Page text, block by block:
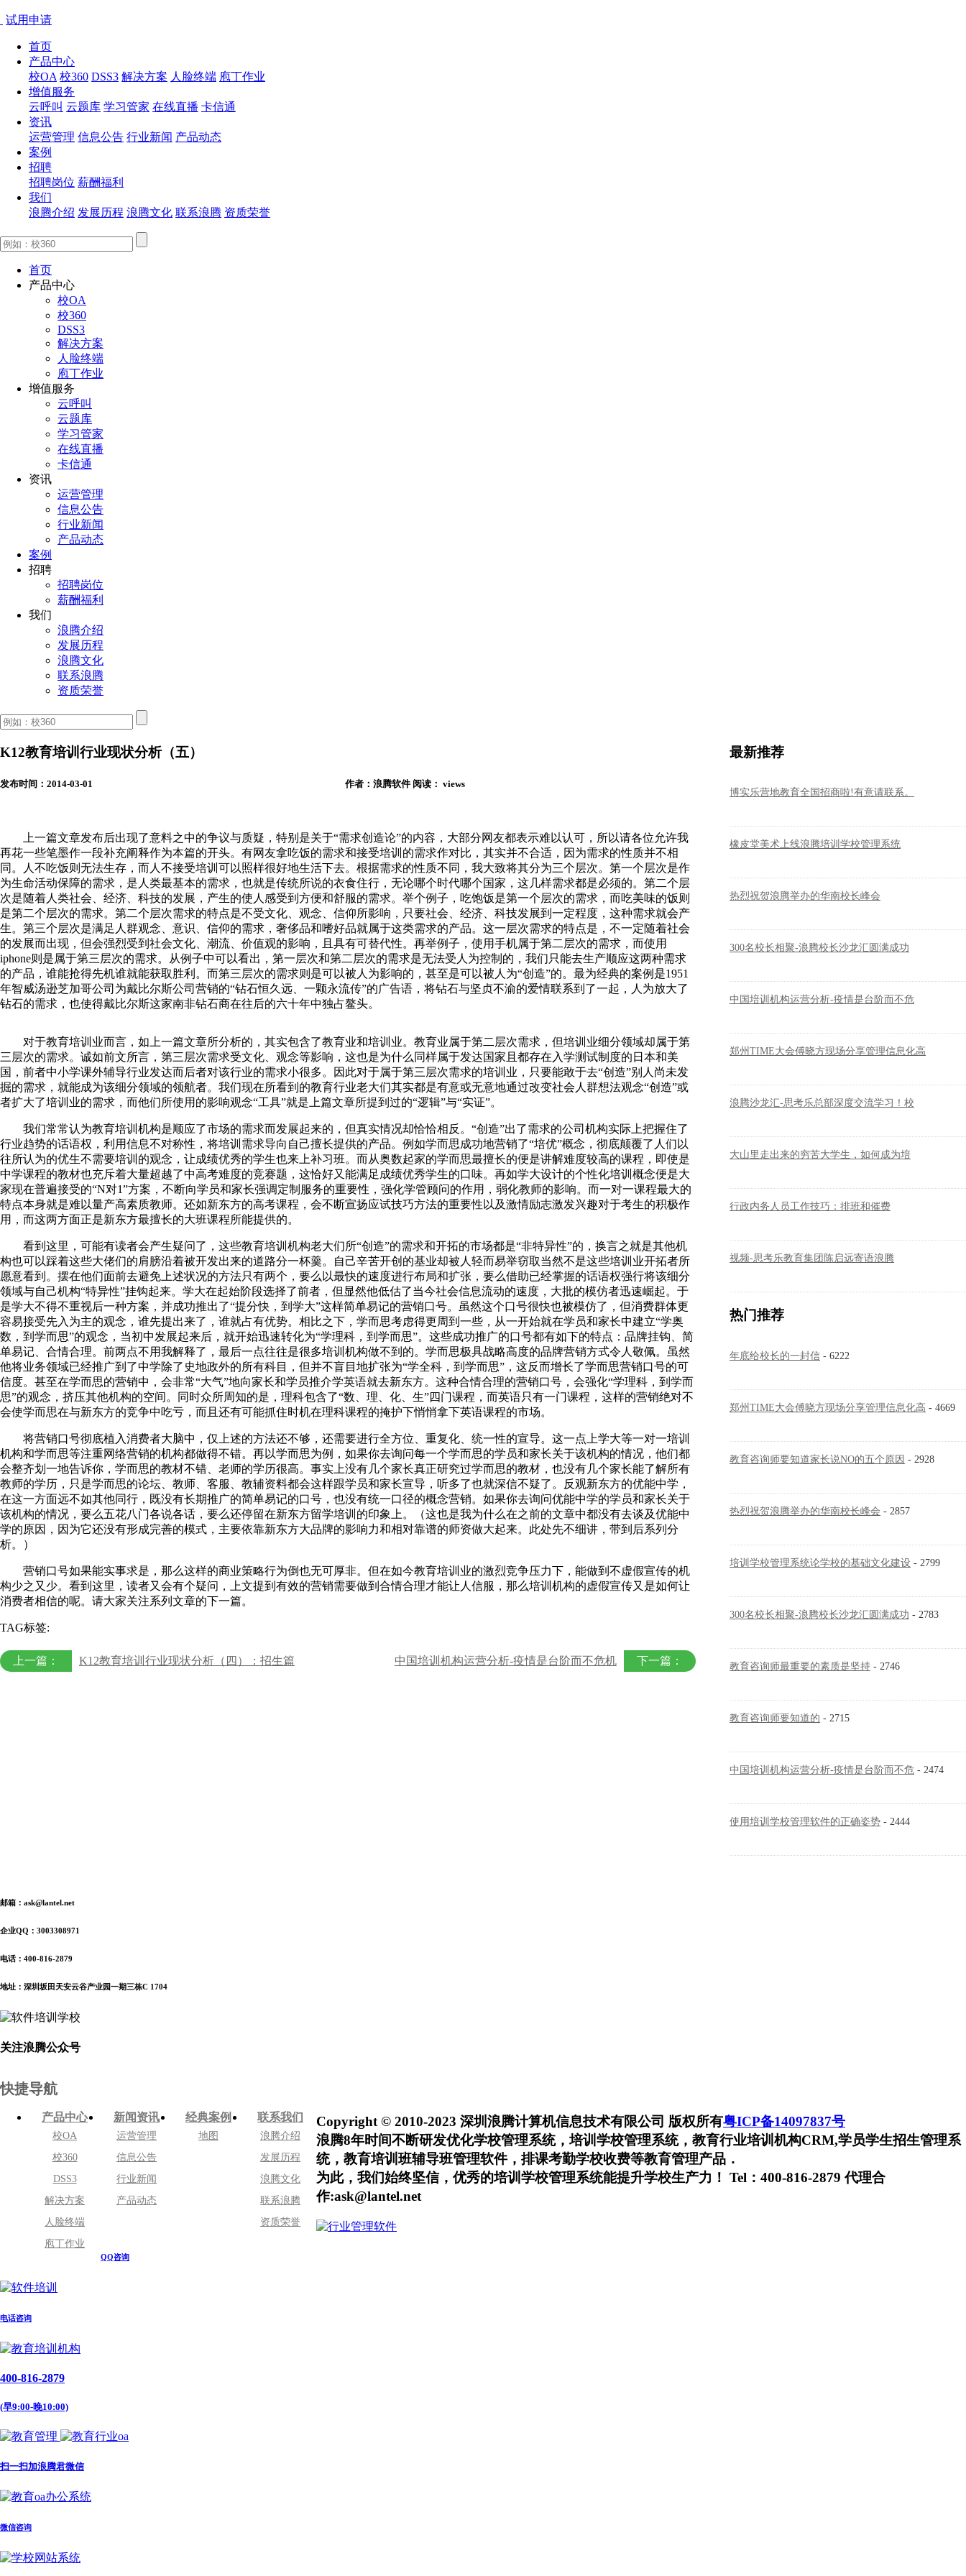
试用申请
首页
产品中心
校OA 校360 DSS3 解决方案 人脸终端 庖丁作业
增值服务
云呼叫 云题库 学习管家 在线直播 卡信通
资讯
运营管理 信息公告 行业新闻 产品动态
案例
招聘
招聘岗位 薪酬福利
我们
浪腾介绍 发展历程 浪腾文化 联系浪腾 资质荣誉
首页
产品中心
校OA
校360
DSS3
解决方案
人脸终端
庖丁作业
增值服务
云呼叫
云题库
学习管家
在线直播
卡信通
资讯
运营管理
信息公告
行业新闻
产品动态
案例
招聘
招聘岗位
薪酬福利
我们
浪腾介绍
发展历程
浪腾文化
联系浪腾
资质荣誉
K12教育培训行业现状分析（五）
发布时间：2014-03-01 作者：浪腾软件阅读： views
上一篇文章发布后出现了意料之中的争议与质疑，特别是关于“需求创造论”的内容，大部分网友都表示难以认可，所以请各位允许我
再花一些笔墨作一段补充阐释作为本篇的开头。有网友拿吃饭的需求和接受培训的需求作对比，其实并不合适，因为需求的性质并不相
同。人不吃饭则无法生存，而人不接受培训可以照样很好地生活下去。根据需求的性质不同，我大致将其分为三个层次。第一个层次是作
为生命活动保障的需求，是人类最基本的需求，也就是传统所说的衣食住行，无论哪个时代哪个国家，这几样需求都是必须的。第二个层
次是随着人类社会、经济、科技的发展，产生的使人感受到方便和舒服的需求。举个例子，吃饱饭是第一个层次的需求，而吃美味的饭则
是第二个层次的需求。第二个层次需求的特点是不受文化、观念、信仰所影响，只要社会、经济、科技发展到一定程度，这种需求就会产
生。第三个层次是满足人群观念、意识、信仰的需求，奢侈品和嗜好品就属于这类需求的产品。这一层次需求的特点是，不一定随着社会
的发展而出现，但会强烈受到社会文化、潮流、价值观的影响，且具有可替代性。再举例子，使用手机属于第二层次的需求，而使用
iphone则是属于第三层次的需求。从例子中可以看出，第一层次和第二层次的需求是无法受人为控制的，我们只能去生产顺应这两种需求
的产品，谁能抢得先机谁就能获取胜利。而第三层次的需求则是可以被人为影响的，甚至是可以被人为“创造”的。最为经典的案例是1951
年智威汤逊芝加哥公司为戴比尔斯公司营销的“钻石恒久远、一颗永流传”的广告语，将钻石与坚贞不渝的爱情联系到了一起，人为放大了
钻石的需求，也使得戴比尔斯这家南非钻石商在往后的六十年中独占鳌头。
对于教育培训业而言，如上一篇文章所分析的，其实包含了教育业和培训业。教育业属于第二层次需求，但培训业细分领域却属于第
三层次的需求。诚如前文所言，第三层次需求受文化、观念等影响，这也是为什么同样属于发达国家且都存在入学测试制度的日本和美
国，前者中小学课外辅导行业发达而后者对该行业的需求小很多。因此对于属于第三层次需求的培训业，只要能敢于去“创造”别人尚未发
掘的需求，就能成为该细分领域的领航者。我们现在所看到的教育行业老大们其实都是有意或无意地通过改变社会人群想法观念“创造”或
者扩大了培训业的需求，而他们所使用的影响观念“工具”就是上篇文章所提到过的“逻辑”与“实证”。
我们常常认为教育培训机构是顺应了市场的需求而发展起来的，但真实情况却恰恰相反。“创造”出了需求的公司机构实际上把握住了
行业趋势的话语权，利用信息不对称性，将培训需求导向自己擅长提供的产品。例如学而思成功地营销了“培优”概念，彻底颠覆了人们以
往所认为的优生不需要培训的观念，让成绩优秀的学生也来上补习班。而从奥数起家的学而思最擅长的便是讲解难度较高的课程，即使是
中学课程的教材也充斥着大量超越了中高考难度的竞赛题，这恰好又能满足成绩优秀学生的口味。再如学大设计的个性化培训概念便是大
家现在普遍接受的“N对1”方案，不断向学员和家长强调定制服务的重要性，强化学管顾问的作用，弱化教师的影响。而一对一课程最大的
特点本身就是难以量产高素质教师。还如新东方的高考课程，会不断宣扬应试技巧方法的重要性以及激情励志激发兴趣对于考生的积极作
用，而这两方面正是新东方最擅长的大班课程所能提供的。
看到这里，可能有读者会产生疑问了，这些教育培训机构老大们所“创造”的需求和开拓的市场都是“非特异性”的，换言之就是其他机
构也可以踩着这些大佬们的肩膀沿着被开发出来的道路分一杯羹。自己辛苦开创的基业却被人轻而易举窃取当然不是这些培训业开拓者所
愿意看到。摆在他们面前去避免上述状况的方法只有两个，要么以最快的速度进行布局和扩张，要么借助已经掌握的话语权强行将该细分
领域与自己机构“特异性”挂钩起来。学大在起始阶段选择了前者，但显然他低估了当今社会信息流动的速度，大批的模仿者迅速崛起。于
是学大不得不重视后一种方案，并成功推出了“提分快，到学大”这样简单易记的营销口号。虽然这个口号很快也被模仿了，但消费群体更
容易接受先入为主的观念，谁先提出来了，谁就占有优势。相比之下，学而思考虑得更周到一些，从一开始就在学员和家长中建立“学奥
数，到学而思”的观念，当初中发展起来后，就开始迅速转化为“学理科，到学而思”。这些成功推广的口号都有如下的特点：品牌挂钩、简
单易记、合情合理。前两点不用我解释了，最后一点往往是很多培训机构做不到的。学而思极具战略高度的品牌营销方式令人敬佩。虽然
他将业务领域已经推广到了中学除了史地政外的所有科目，但并不盲目地扩张为“学全科，到学而思”，这反而增长了学而思营销口号的可
信度。甚至在学而思的营销中，会非常“大气”地向家长和学员推介学英语就去新东方。这种合情合理的营销口号，会强化“学理科，到学而
思”的观念，挤压其他机构的空间。同时众所周知的是，理科包含了“数、理、化、生”四门课程，而英语只有一门课程，这样的营销绝对不
会使学而思在与新东方的竞争中吃亏，而且还有可能抓住时机在理科课程的掩护下悄悄拿下英语课程的市场。
将营销口号彻底植入消费者大脑中，仅上述的方法还不够，还需要进行全方位、重复化、统一性的宣导。这一点上学大等一对一培训
机构和学而思等注重网络营销的机构都做得不错。再以学而思为例，如果你去询问每一个学而思的学员和家长关于该机构的情况，他们都
会整齐划一地告诉你，学而思的教材不错、老师的学历很高。事实上没有几个家长真正研究过学而思的教材，也没有几个家长能了解所有
教师的学历，只是学而思的论坛、教师、客服、教辅资料都会这样跟学员和家长宣导，听多了也就深信不疑了。反观新东方的优能中学，
在这一方面远不如其他同行，既没有长期推广的简单易记的口号，也没有统一口径的概念营销。如果你去询问优能中学的学员和家长关于
该机构的情况，要么五花八门各说各话，要么还停留在新东方留学培训的印象上。（这也是我为什么在之前的文章中都没有去谈及优能中
学的原因，因为它还没有形成完善的模式，主要依靠新东方大品牌的影响力和相对靠谱的师资做大起来。此处先不细讲，带到后系列分
析。）
营销口号如果能实事求是，那么这样的商业策略行为倒也无可厚非。但在如今教育培训业的激烈竞争压力下，能做到不虚假宣传的机
构少之又少。看到这里，读者又会有个疑问，上文提到有效的营销需要做到合情合理才能让人信服，那么培训机构的虚假宣传又是如何让
消费者相信的呢。请大家关注系列文章的下一篇。
TAG标签:
上一篇： K12教育培训行业现状分析（四）：招生篇 下一篇：
中国培训机构运营分析-疫情是台阶而不危机
最新推荐
博实乐营地教育全国招商啦!有意请联系。
橡皮堂美术上线浪腾培训学校管理系统
热烈祝贺浪腾举办的华南校长峰会
300名校长相聚-浪腾校长沙龙汇圆满成功
中国培训机构运营分析-疫情是台阶而不危
郑州TIME大会傅晓方现场分享管理信息化高
浪腾沙龙汇-思考乐总部深度交流学习！校
大山里走出来的穷苦大学生，如何成为培
行政内务人员工作技巧：排班和催费
视频-思考乐教育集团陈启远寄语浪腾
热门推荐
年底给校长的一封信 - 6222
郑州TIME大会傅晓方现场分享管理信息化高 - 4669
教育咨询师要知道家长说NO的五个原因 - 2928
热烈祝贺浪腾举办的华南校长峰会 - 2857
培训学校管理系统论学校的基础文化建设 - 2799
300名校长相聚-浪腾校长沙龙汇圆满成功 - 2783
教育咨询师最重要的素质是坚持 - 2746
教育咨询师要知道的 - 2715
中国培训机构运营分析-疫情是台阶而不危 - 2474
使用培训学校管理软件的正确姿势 - 2444
邮箱：ask@lantel.net
企业QQ：3003308971
电话：400-816-2879
地址：深圳坂田天安云谷产业园一期三栋C 1704
关注浪腾公众号
快捷导航
产品中心
校OA
校360
DSS3
解决方案
人脸终端
庖丁作业
新闻资讯
运营管理
信息公告
行业新闻
产品动态
经典案例
地图
联系我们
浪腾介绍
发展历程
浪腾文化
联系浪腾
资质荣誉
Copyright © 2010-2023 深圳浪腾计算机信息技术有限公司 版权所有粤ICP备14097837号
浪腾8年时间不断研发优化学校管理系统，培训学校管理系统，教育行业培训机构CRM,学员学生招生管理系
统，教育培训班辅导班管理软件，排课考勤学校收费等教育管理产品．
为此，我们始终坚信，优秀的培训学校管理系统能提升学校生产力！ Tel：400-816-2879 代理合
作:ask@lantel.net
QQ咨询
电话咨询
400-816-2879
(早9:00-晚10:00)
扫一扫加浪腾君微信
微信咨询